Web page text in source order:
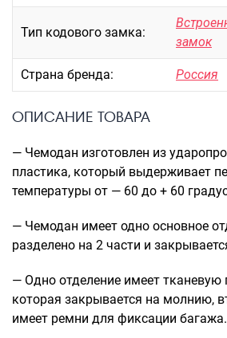
Рюкзаки
Рюкзаки
Рюкзаки
Ранцы
Рюкзаки
Рюкзаки
Рюкзаки на
ШОППЕРЫ
Кейсы
Планшеты
Аксессуары
Чехлы для
Мешки для
Тип кодового замка:
замок
Страна бренда: Россия
ОПИСАНИЕ ТОВАРА
— Чемодан изготовлен из
пластика, который выдерживает
температуры от — 60 до + 60
— Чемодан имеет одно основное
разделено на 2 части и
— Одно отделение имеет тканевую
которая закрывается на молнию,
имеет ремни для фиксации багажа.